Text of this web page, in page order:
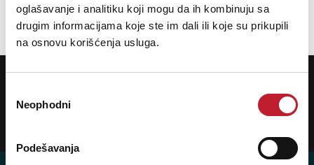
oglašavanje i analitiku koji mogu da ih kombinuju sa
drugim informacijama koje ste im dali ili koje su prikupili
na osnovu korišćenja usluga.
сагласности
Neophodni
Podešavanja
DODAJ U KORPU
POTREBNA VAM JE POMOĆ? POZOVITE NAS!